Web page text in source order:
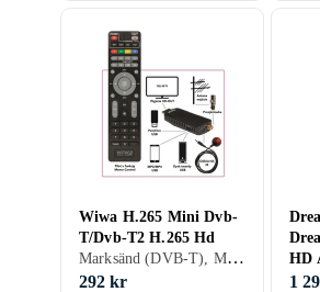
Wiwa H.265 Mini Dvb-
T/Dvb-T2 H.265 Hd
Marksänd (DVB-T), Marksänd (DVB-T2)
292 kr
HD
1